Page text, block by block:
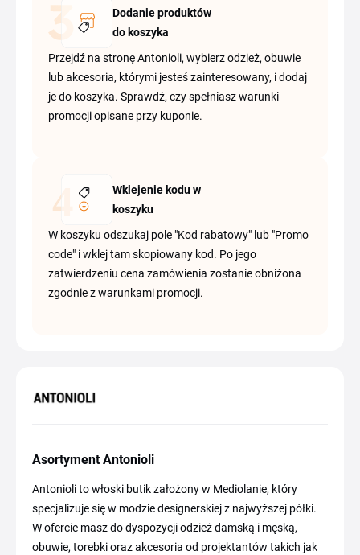
Dodanie produktów
do koszyka
Przejdź na stronę Antonioli, wybierz odzież, obuwie
lub akcesoria, którymi jesteś zainteresowany, i dodaj
je do koszyka. Sprawdź, czy spełniasz warunki
promocji opisane przy kuponie.
Wklejenie kodu w
koszyku
W koszyku odszukaj pole "Kod rabatowy" lub "Promo
code" i wklej tam skopiowany kod. Po jego
zatwierdzeniu cena zamówienia zostanie obniżona
zgodnie z warunkami promocji.
Asortyment Antonioli
Antonioli to włoski butik założony w Mediolanie, który
specjalizuje się w modzie designerskiej z najwyższej półki.
W ofercie masz do dyspozycji odzież damską i męską,
obuwie, torebki oraz akcesoria od projektantów takich jak